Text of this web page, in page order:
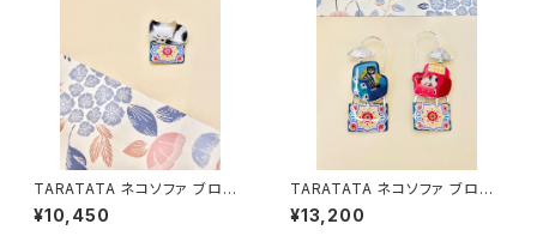
TARATATA ネコソファ ブロー
チ #2
¥10,450
TARATATA ネコソファ ブロー
チ #1
¥13,200